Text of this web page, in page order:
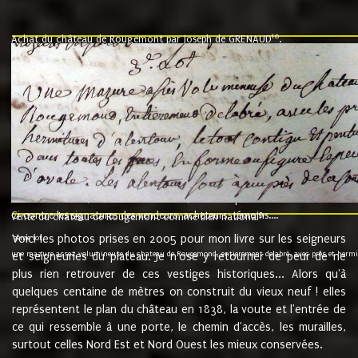
Achat du château de Rougemont par Joseph de GRENAUD10.
"l'an mil six cent soixante treze le ving neuvième jour du mois de
nommé fut présent Messire Claude Guillaume de Moyriat chevalier baron
vend, purement simplement et irrevocablement a monseigneur monsieur
et chavannes conseiller du roy au parlement de Bourgogne, present et
que le dit seigneur Baron de la Vellière a sur ses hommes, indivisables et
de la Velliere tout ainsi et comme le dit seigneur Baron et ses
présent......"
suivent les rentes, donation des terriers, etc... au prix de 880 livre louis
Ci contre les signatures des vendeurs, acheteurs, témoins....
vente du château de Rougemont comme bien national9.
"3ème lot
une mazure assez volumineuse du chateau de Rougemond, entierement delabré, avec près et
Voici les photos prises en 2005 pour mon livre sur les seigneurs
et seigneuries du plateau. Je n'ose y retourner de peur de ne
plus rien retrouver de ces vestiges historiques... Alors qu'à
quelques centaine de mètres on construit du vieux neuf ! elles
représentent le plan du château en 1838, la voute et l'entrée de
ce qui ressemble à une porte, le chemin d'accès, les murailles,
surtout celles Nord Est et Nord Ouest les mieux conservées.